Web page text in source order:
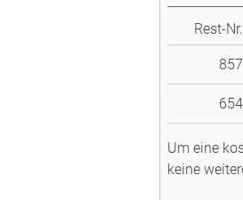
Rest-Nr.
857
654
Um eine
keine